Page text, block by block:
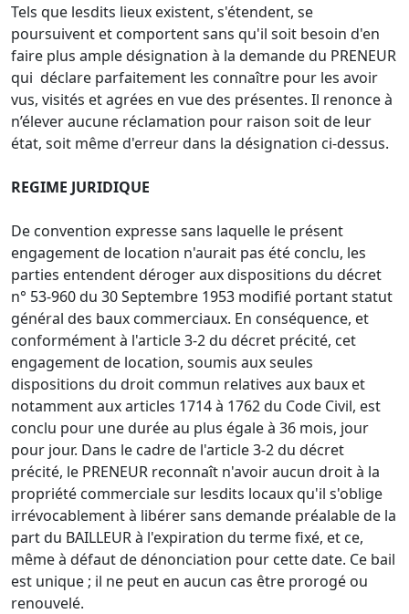
Tels que lesdits lieux existent, s'étendent, se
poursuivent et comportent sans qu'il soit besoin d'en
faire plus ample désignation à la demande du PRENEUR
qui déclare parfaitement les connaître pour les avoir
vus, visités et agrées en vue des présentes. Il renonce à
n’élever aucune réclamation pour raison soit de leur
état, soit même d'erreur dans la désignation ci-dessus.
REGIME JURIDIQUE
De convention expresse sans laquelle le présent
engagement de location n'aurait pas été conclu, les
parties entendent déroger aux dispositions du décret
n° 53-960 du 30 Septembre 1953 modifié portant statut
général des baux commerciaux. En conséquence, et
conformément à l'article 3-2 du décret précité, cet
engagement de location, soumis aux seules
dispositions du droit commun relatives aux baux et
notamment aux articles 1714 à 1762 du Code Civil, est
conclu pour une durée au plus égale à 36 mois, jour
pour jour. Dans le cadre de l'article 3-2 du décret
précité, le PRENEUR reconnaît n'avoir aucun droit à la
propriété commerciale sur lesdits locaux qu'il s'oblige
irrévocablement à libérer sans demande préalable de la
part du BAILLEUR à l'expiration du terme fixé, et ce,
même à défaut de dénonciation pour cette date. Ce bail
est unique ; il ne peut en aucun cas être prorogé ou
renouvelé.